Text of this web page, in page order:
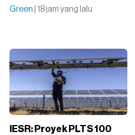
Green | 18 jam yang lalu
IESR: Proyek PLTS 100